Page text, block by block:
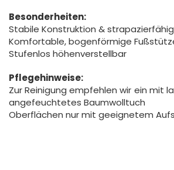
Besonderheiten:
Stabile Konstruktion &
Komfortable, bogenförmige
Stufenlos höhenverstellbar
Pflegehinweise:
Zur Reinigung empfehlen wir ein mit
angefeuchtetes Baumwolltuch
Oberflächen nur mit geeignetem